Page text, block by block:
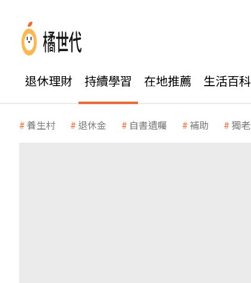
退休理財 持續學習 在地推薦 生活百科
養生村 退休金 自書遺囑 補助 獨老